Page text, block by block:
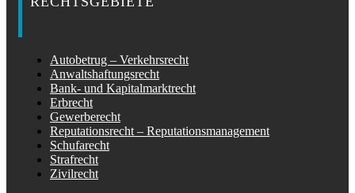
Autobetrug – Verkehrsrecht
Anwaltshaftungsrecht
Bank- und Kapitalmarktrecht
Erbrecht
Gewerberecht
Reputationsrecht – Reputationsmanagement
Schufarecht
Strafrecht
Zivilrecht